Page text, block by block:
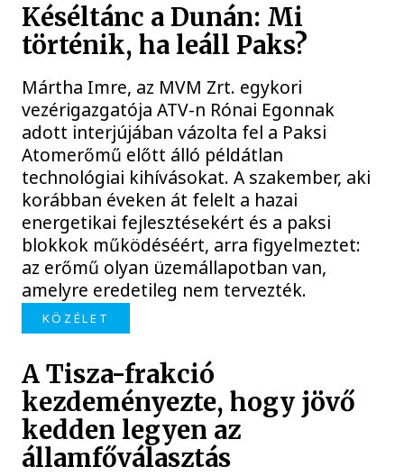
Késéltánc a Dunán: Mi
történik, ha leáll Paks?
Mártha Imre, az MVM Zrt. egykori
vezérigazgatója ATV-n Rónai Egonnak
adott interjújában vázolta fel a Paksi
Atomerőmű előtt álló példátlan
technológiai kihívásokat. A szakember, aki
korábban éveken át felelt a hazai
energetikai fejlesztésekért és a paksi
blokkok működéséért, arra figyelmeztet:
az erőmű olyan üzemállapotban van,
amelyre eredetileg nem tervezték.
KÖZÉLET
A Tisza-frakció
kezdeményezte, hogy jövő
kedden legyen az
államfőválasztás